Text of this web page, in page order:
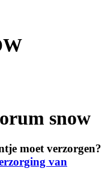
snow
moet verzorgen?
van